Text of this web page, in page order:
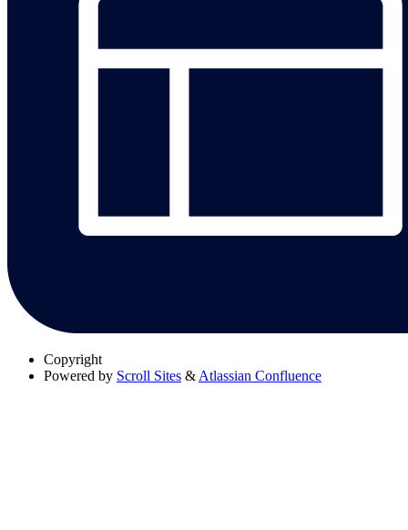
Copyright
Powered by Scroll Sites & Atlassian Confluence